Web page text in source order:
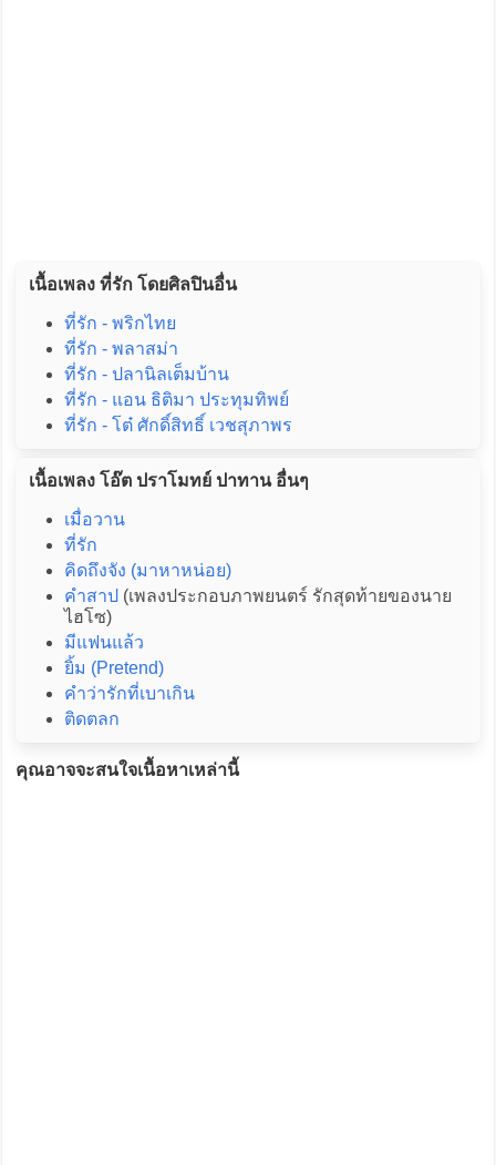
เนื้อเพลง ที่รัก โดยศิลปินอื่น
ที่รัก - พริกไทย
ที่รัก - พลาสม่า
ที่รัก - ปลานิลเต็มบ้าน
ที่รัก - แอน ธิติมา ประทุมทิพย์
ที่รัก - โต๋ ศักดิ์สิทธิ์ เวชสุภาพร
เนื้อเพลง โอ๊ต ปราโมทย์ ปาทาน อื่นๆ
เมื่อวาน
ที่รัก
คิดถึงจัง (มาหาหน่อย)
คำสาป (เพลงประกอบภาพยนตร์ รักสุดท้ายของนาย
ไฮโซ)
มีแฟนแล้ว
ยิ้ม (Pretend)
คำว่ารักที่เบาเกิน
ติดตลก
คุณอาจจะสนใจเนื้อหาเหล่านี้